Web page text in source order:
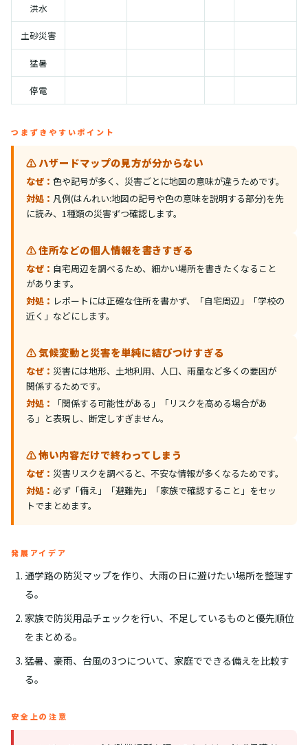
洪水
土砂災害
猛暑
停電
つまずきやすいポイント
⚠️ ハザードマップの見方が分からない
なぜ： 色や記号が多く、災害ごとに地図の意味が違うためです。
対処： 凡例(はんれい:地図の記号や色の意味を説明する部分)を先
に読み、1種類の災害ずつ確認します。
⚠️ 住所などの個人情報を書きすぎる
なぜ： 自宅周辺を調べるため、細かい場所を書きたくなること
があります。
対処： レポートには正確な住所を書かず、「自宅周辺」「学校の
近く」などにします。
⚠️ 気候変動と災害を単純に結びつけすぎる
なぜ： 災害には地形、土地利用、人口、雨量など多くの要因が
関係するためです。
対処：
「関係する可能性がある」「リスクを高める場合があ
る」と表現し、断定しすぎません。
⚠️ 怖い内容だけで終わってしまう
なぜ： 災害リスクを調べると、不安な情報が多くなるためです。
対処： 必ず「備え」「避難先」「家族で確認すること」をセッ
トでまとめます。
発展アイデア
通学路の防災マップを作り、大雨の日に避けたい場所を整理す
る。
家族で防災用品チェックを行い、不足しているものと優先順位
をまとめる。
猛暑、豪雨、台風の3つについて、家庭でできる備えを比較す
る。
安全上の注意